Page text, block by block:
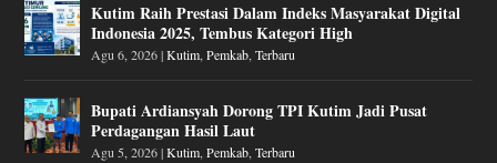
Kutim Raih Prestasi Dalam Indeks Masyarakat Digital
Indonesia 2025, Tembus Kategori High
Agu 6, 2026|Kutim,Pemkab,Terbaru
Bupati Ardiansyah Dorong TPI Kutim Jadi Pusat
Perdagangan Hasil Laut
Agu 5, 2026|Kutim,Pemkab,Terbaru